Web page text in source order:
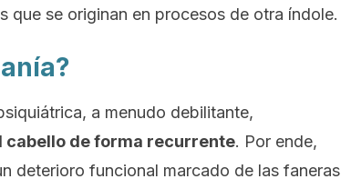
que se originan en procesos de otra índole.
a menudo debilitante,
de forma recurrente. Por ende,
deterioro funcional marcado de las faneras